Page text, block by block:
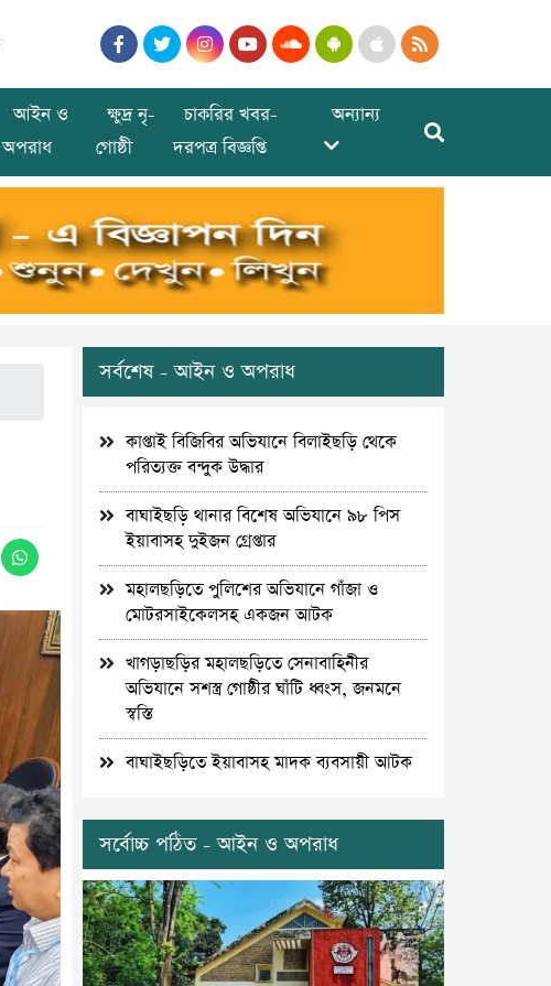
আইন ও
অপরাধ
ক্ষুদ্র নৃ-
গোষ্ঠী
চাকরির খবর-
দরপত্র বিজ্ঞপ্তি
অন্যান্য
সর্বশেষ - আইন ও অপরাধ
কাপ্তাই বিজিবির অভিযানে বিলাইছড়ি থেকে
পরিত্যক্ত বন্দুক উদ্ধার
বাঘাইছড়ি থানার বিশেষ অভিযানে ৯৮ পিস
ইয়াবাসহ দুইজন গ্রেপ্তার
মহালছড়িতে পুলিশের অভিযানে গাঁজা ও
মোটরসাইকেলসহ একজন আটক
খাগড়াছড়ির মহালছড়িতে সেনাবাহিনীর
অভিযানে সশস্ত্র গোষ্ঠীর ঘাঁটি ধ্বংস, জনমনে
স্বস্তি
বাঘাইছড়িতে ইয়াবাসহ মাদক ব্যবসায়ী আটক
সর্বোচ্চ পঠিত - আইন ও অপরাধ